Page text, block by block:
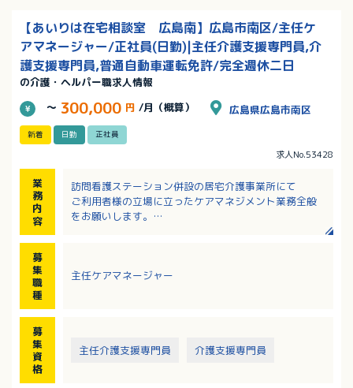
【あいりは在宅相談室 広島南】広島市南区/主任ケ
アマネージャー/正社員(日勤)|主任介護支援専門員,介
護支援専門員,普通自動車運転免許/完全週休二日
の介護・ヘルパー職求人情報
～ 300,000 円 /月（概算） 広島県広島市南区
新着 日勤 正社員
求人No.53428
業
務
内
容
訪問看護ステーション併設の居宅介護事業所にて
ご利用者様の立場に立ったケアマネジメント業務全般
をお願いします。
・各種ケアマネジメント業務及び認定調査
募
集
職
種
主任ケアマネージャー
募
集
資
格
主任介護支援専門員 介護支援専門員